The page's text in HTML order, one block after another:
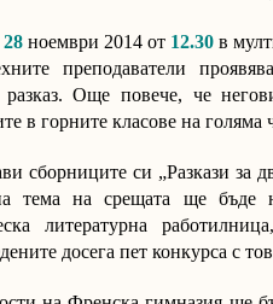
28 ноември 2014 от 12.30 в
преподаватели
Още повече, че
в горните класове на голяма
сборниците си „Разкази за
тема на срещата ще бъде
литературна
досега пет конкурса с